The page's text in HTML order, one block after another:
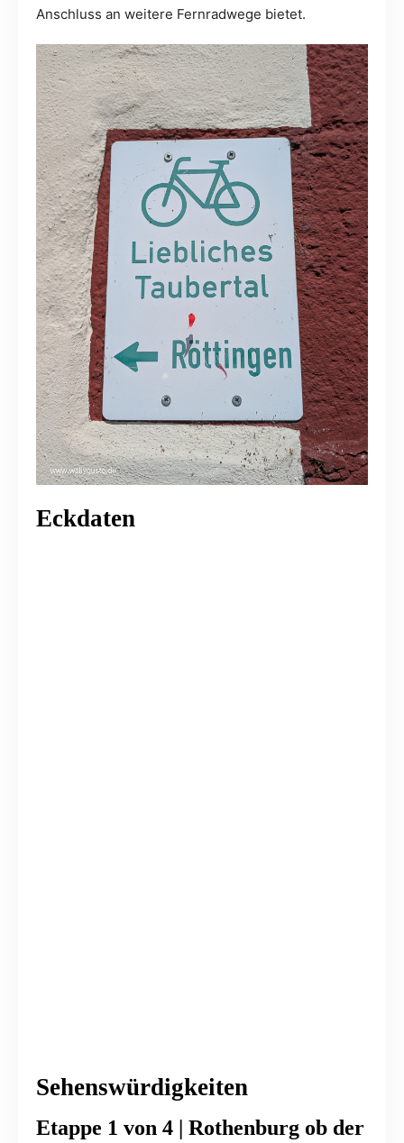
Anschluss an weitere Fernradwege bietet.
Eckdaten
Sehenswürdigkeiten
Etappe 1 von 4 | Rothenburg ob der